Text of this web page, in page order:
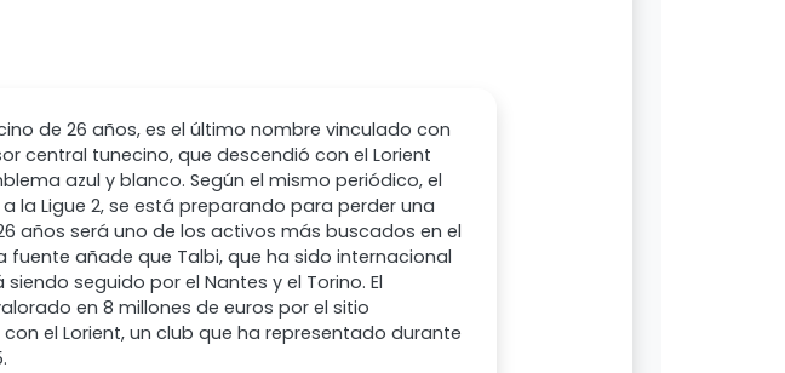
de 26 años, es el último nombre vinculado con
central tunecino, que descendió con el Lorient
azul y blanco. Según el mismo periódico, el
la Ligue 2, se está preparando para perder una
años será uno de los activos más buscados en el
añade que Talbi, que ha sido internacional
seguido por el Nantes y el Torino. El
en 8 millones de euros por el sitio
el Lorient, un club que ha representado durante